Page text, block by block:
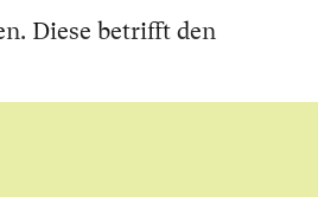
Diese betrifft den